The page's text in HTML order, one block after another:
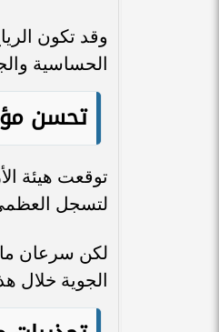
وقد تكون
الحساسية
تحسن
توقعت هيئة
لتسجل العظمى ما بين 32
لكن سرعان ما
الجوية خلال